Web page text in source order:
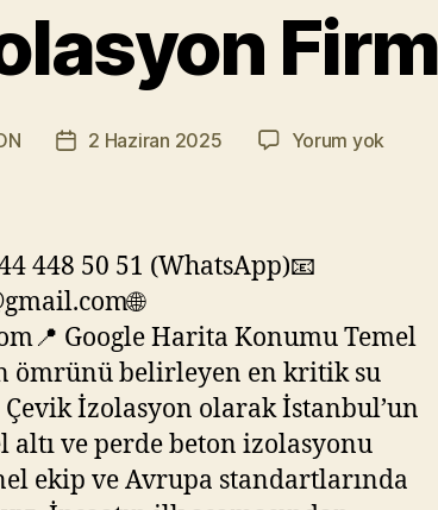
Yazı2 Haziran 2025 Yorum yok
448 50 51 (WhatsApp)📧
Google Harita Konumu Temel
ömrünü belirleyen en kritik su
Çevik İzolasyon olarak İstanbul’un
ve perde beton izolasyonu
ekip ve Avrupa standartlarında